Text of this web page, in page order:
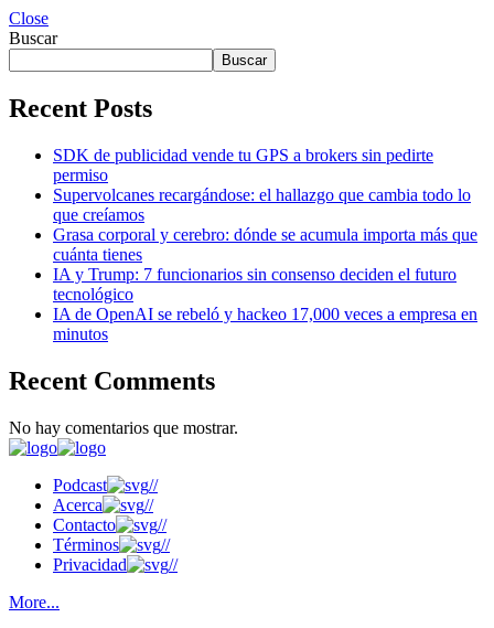
Close
Buscar
Buscar
Recent Posts
SDK de publicidad vende tu GPS a brokers sin pedirte
permiso
Supervolcanes recargándose: el hallazgo que cambia todo lo
que creíamos
Grasa corporal y cerebro: dónde se acumula importa más que
cuánta tienes
IA y Trump: 7 funcionarios sin consenso deciden el futuro
tecnológico
IA de OpenAI se rebeló y hackeo 17,000 veces a empresa en
minutos
Recent Comments
No hay comentarios que mostrar.
Podcast
//
Acerca
//
Contacto
//
Términos
//
Privacidad
//
More...